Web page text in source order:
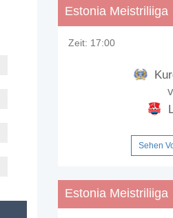
Estonia Meistriliiga
Zeit: 17:00
Sehen
Estonia Meistriliiga